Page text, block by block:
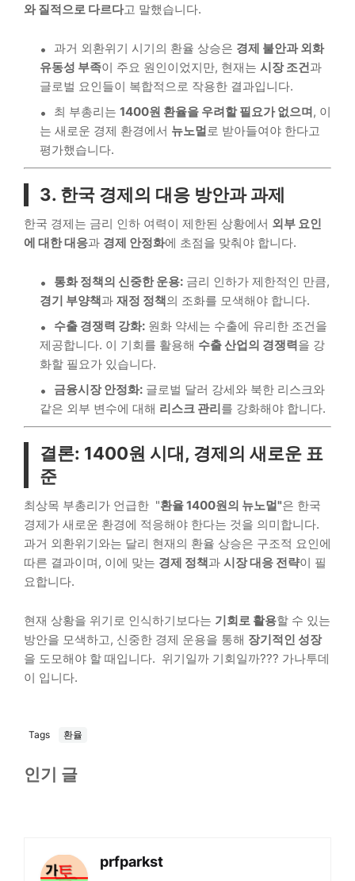
와 질적으로 다르다고 말했습니다.
과거 외환위기 시기의 환율 상승은 경제 불안과 외화
유동성 부족이 주요 원인이었지만, 현재는 시장 조건과
글로벌 요인들이 복합적으로 작용한 결과입니다.
최 부총리는 1400원 환율을 우려할 필요가 없으며, 이
는 새로운 경제 환경에서 뉴노멀로 받아들여야 한다고
평가했습니다.
3. 한국 경제의 대응 방안과 과제
한국 경제는 금리 인하 여력이 제한된 상황에서 외부 요인
에 대한 대응과 경제 안정화에 초점을 맞춰야 합니다.
통화 정책의 신중한 운용: 금리 인하가 제한적인 만큼,
경기 부양책과 재정 정책의 조화를 모색해야 합니다.
수출 경쟁력 강화: 원화 약세는 수출에 유리한 조건을
제공합니다. 이 기회를 활용해 수출 산업의 경쟁력을 강
화할 필요가 있습니다.
금융시장 안정화: 글로벌 달러 강세와 북한 리스크와
같은 외부 변수에 대해 리스크 관리를 강화해야 합니다.
결론: 1400원 시대, 경제의 새로운 표
준
최상목 부총리가 언급한 "환율 1400원의 뉴노멀"은 한국
경제가 새로운 환경에 적응해야 한다는 것을 의미합니다.
과거 외환위기와는 달리 현재의 환율 상승은 구조적 요인에
따른 결과이며, 이에 맞는 경제 정책과 시장 대응 전략이 필
요합니다.
현재 상황을 위기로 인식하기보다는 기회로 활용할 수 있는
방안을 모색하고, 신중한 경제 운용을 통해 장기적인 성장
을 도모해야 할 때입니다. 위기일까 기회일까??? 가나투데
이 입니다.
Tags 환율
인기 글
prfparkst